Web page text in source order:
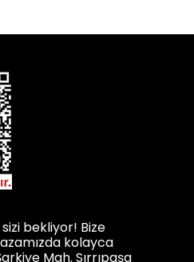
bekliyor! Bize
kolayca
Mah. Sırrıpaşa